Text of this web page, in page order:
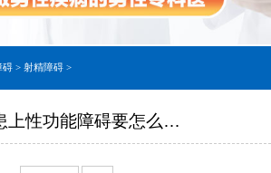
碍 > 射精障碍 >
齐齐哈尔男性患上性功能障碍要怎么治疗?